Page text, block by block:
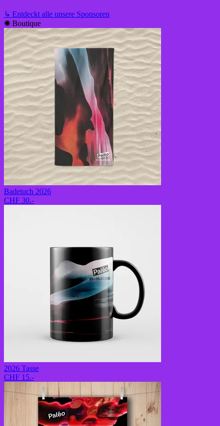
↳ Entdeckt alle unsere Sponsoren
✺ Boutique
Badetuch 2026
CHF 30.-
2026 Tasse
CHF 15.-